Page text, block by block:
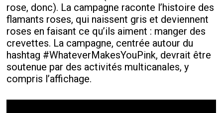
rose, donc). La campagne raconte l’histoire des
flamants roses, qui naissent gris et deviennent
roses en faisant ce qu’ils aiment : manger des
crevettes. La campagne, centrée autour du
hashtag #WhateverMakesYouPink, devrait être
soutenue par des activités multicanales, y
compris l’affichage.